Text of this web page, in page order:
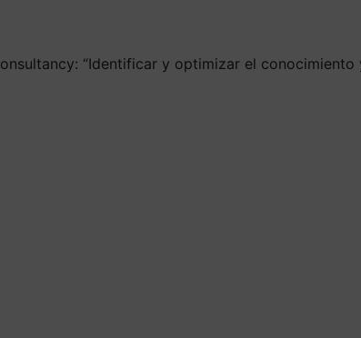
“Identificar y optimizar el